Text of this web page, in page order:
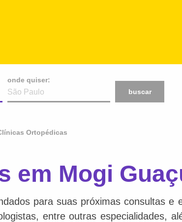
onde quiser:
buscar
Ortopédicas
em Mogi
para suas próximas consultas e
entre outras especialidades,